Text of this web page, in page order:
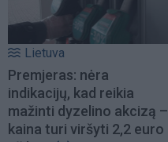
Lietuva
Premjeras: nėra
indikacijų, kad reikia
mažinti dyzelino akcizą –
kaina turi viršyti 2,2 euro